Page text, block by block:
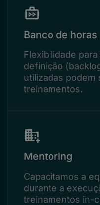
Banco de horas
Flexibilidade
definição
utilizadas podem
treinamentos.
Mentoring
Capacitamos a
durante a
treinamentos in-